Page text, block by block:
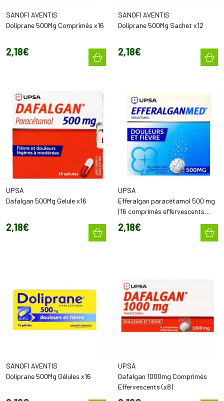
SANOFI AVENTIS
Doliprane 500Mg Comprimés x16
2,18€
SANOFI AVENTIS
Doliprane 500Mg Sachet x12
2,18€
UPSA
Dafalgan 500Mg Gelule x16
2,18€
UPSA
Efferalgan paracétamol 500 mg
(16 comprimés effervescents
sécables)
2,18€
SANOFI AVENTIS
Doliprane 500Mg Gélules x16
UPSA
Dafalgan 1000mg Comprimés
Effervescents (x8)